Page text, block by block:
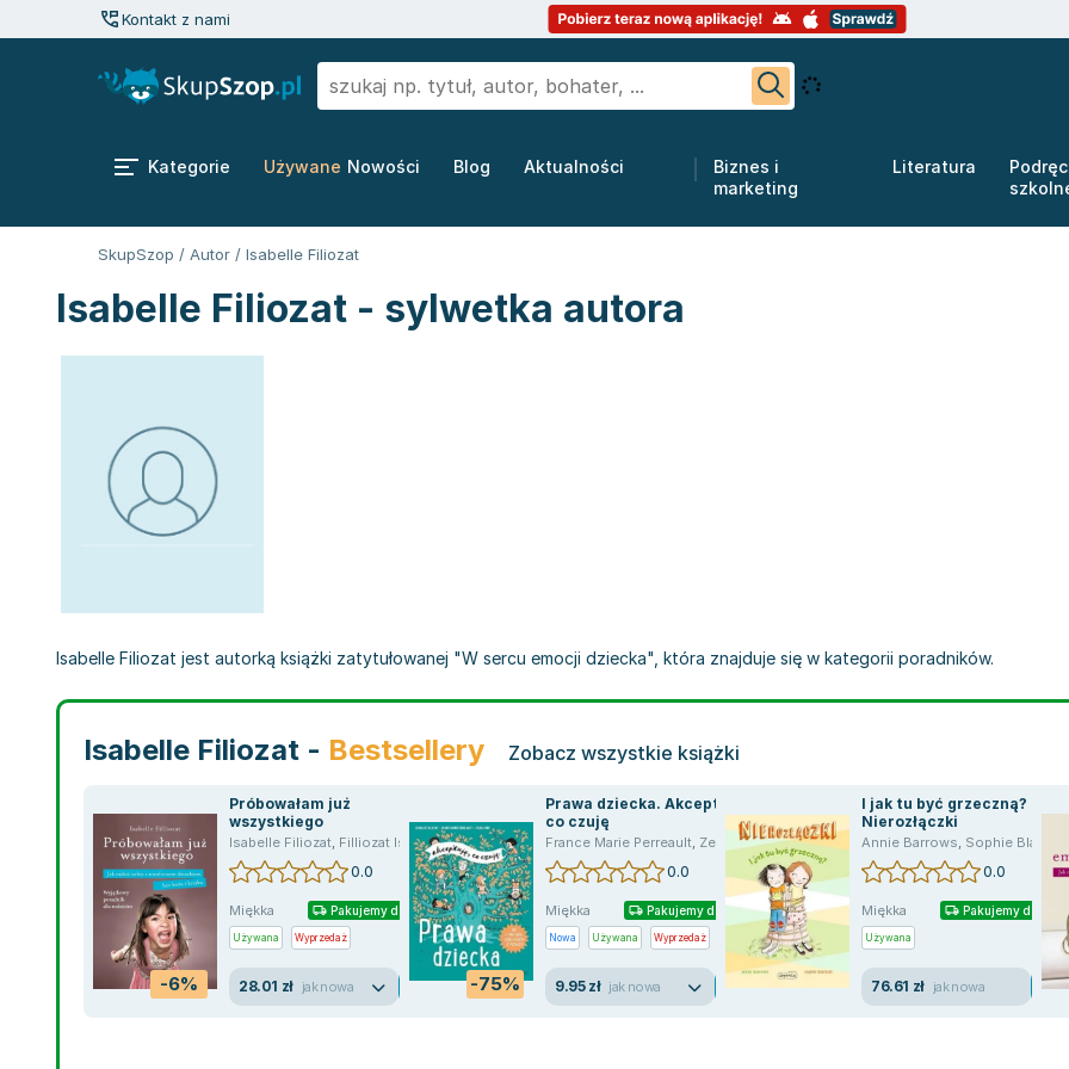
Kontakt z nami
Kategorie Używane Nowości Blog Aktualności
Biznes i
marketing
Literatura
SkupSzop / Autor / Isabelle Filiozat
Isabelle Filiozat - sylwetka autora
Isabelle Filiozat jest autorką książki zatytułowanej "W sercu emocji dziecka", która znajduje się w kategorii poradników.
Isabelle Filiozat - Bestsellery Zobacz wszystkie książki
-6%
Próbowałam już
wszystkiego
Isabelle Filiozat, Filliozat Isabelle
0.0
Miękka Pakujemy dzisiaj
Używana Wyprzedaż
28.01 zł jak nowa -75%
Prawa dziecka. Akceptuję,
co czuję
France Marie Perreault, Zelda Zonk ,Isabelle Filiozat,Filliozat Isabelle
0.0
Miękka Pakujemy dzisiaj
Nowa Używana Wyprzedaż
9.95 zł jak nowa
I jak tu być grzeczną?
Nierozłączki
Annie Barrows, Sophie Blackall
0.0
Miękka Pakujemy dzisiaj
Używana
76.61 zł jak nowa